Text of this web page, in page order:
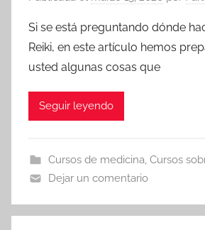
Si se está preguntando dónde
Reiki, en este artículo hemos
usted algunas cosas que
Seguir leyendo
Cursos de medicina, Cursos
Dejar un comentario